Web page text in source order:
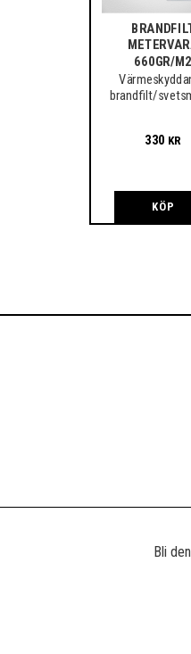
660GR/M2
brandfilt/
metervara.
330 KR
KÖP
Bli